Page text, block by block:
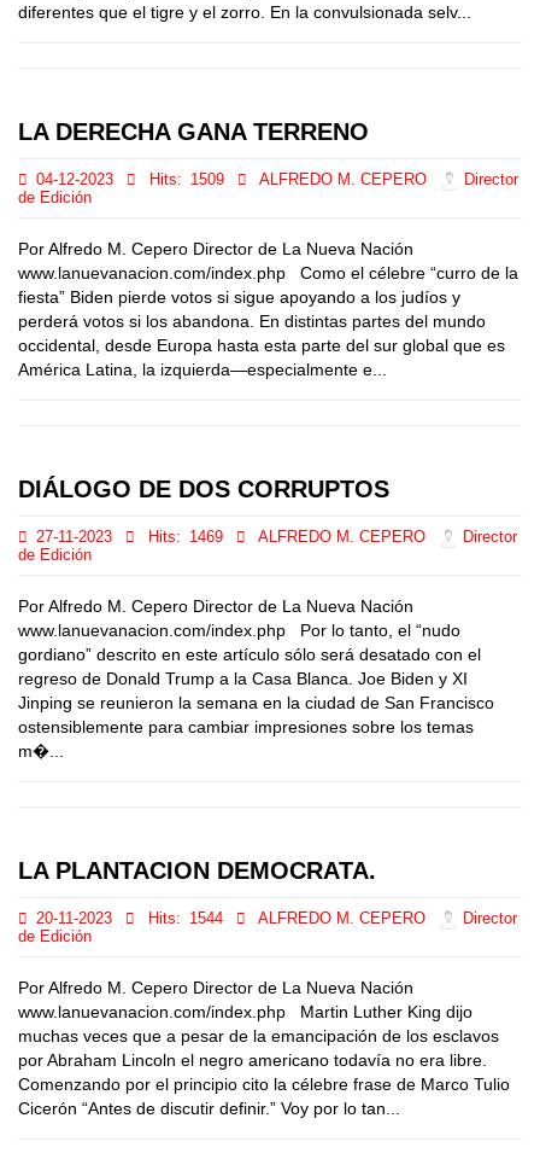
diferentes que el tigre y el zorro. En la convulsionada selv...
LA DERECHA GANA TERRENO
04-12-2023 Hits: 1509 ALFREDO M. CEPERO
Director
de Edición
Por Alfredo M. Cepero Director de La Nueva Nación
www.lanuevanacion.com/index.php Como el célebre “curro de la
fiesta” Biden pierde votos si sigue apoyando a los judíos y
perderá votos si los abandona. En distintas partes del mundo
occidental, desde Europa hasta esta parte del sur global que es
América Latina, la izquierda—especialmente e...
DIÁLOGO DE DOS CORRUPTOS
27-11-2023 Hits: 1469 ALFREDO M. CEPERO
Director
de Edición
Por Alfredo M. Cepero Director de La Nueva Nación
www.lanuevanacion.com/index.php Por lo tanto, el “nudo
gordiano” descrito en este artículo sólo será desatado con el
regreso de Donald Trump a la Casa Blanca. Joe Biden y XI
Jinping se reunieron la semana en la ciudad de San Francisco
ostensiblemente para cambiar impresiones sobre los temas
m�...
LA PLANTACION DEMOCRATA.
20-11-2023 Hits: 1544 ALFREDO M. CEPERO
Director
de Edición
Por Alfredo M. Cepero Director de La Nueva Nación
www.lanuevanacion.com/index.php Martin Luther King dijo
muchas veces que a pesar de la emancipación de los esclavos
por Abraham Lincoln el negro americano todavía no era libre.
Comenzando por el principio cito la célebre frase de Marco Tulio
Cicerón “Antes de discutir definir.” Voy por lo tan...